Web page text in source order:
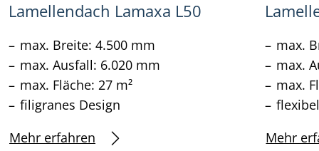
Lamellendach Lamaxa L50
max. Breite: 4.500 mm
max. Ausfall: 6.020 mm
max. Fläche: 27 m²
filigranes Design
Mehr erfahren
max.
max.
max.
Mehr